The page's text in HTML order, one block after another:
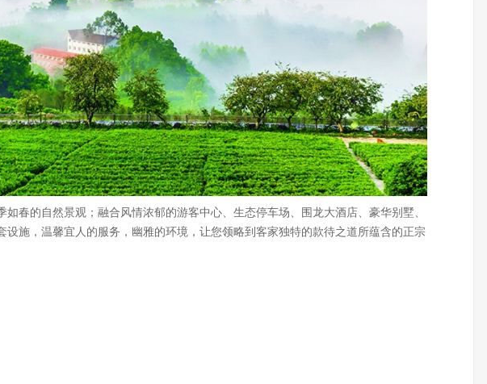
春的自然景观；融合风情浓郁的游客中心、生态停车场、围龙大酒店、豪华别墅、
设施，温馨宜人的服务，幽雅的环境，让您领略到客家独特的款待之道所蕴含的正宗